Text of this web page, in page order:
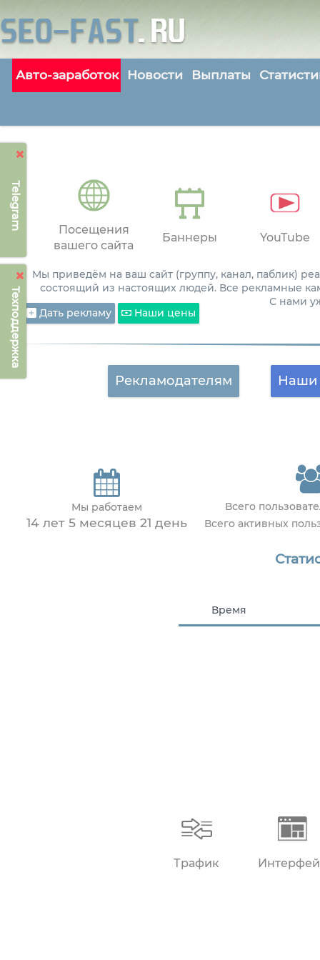
Telegram
Техподдержка
Авто-заработок Новости Выплаты
Посещения
вашего сайта
Баннеры YouTube
Мы приведём на ваш сайт (группу, канал, паблик)
состоящий из настоящих людей. Все рекламные
С нами
Дать рекламу
Наши цены
Рекламодателям Наши
Мы работаем
14 лет 5 месяцев 21 день
Всего
Всего активных
Время
Трафик